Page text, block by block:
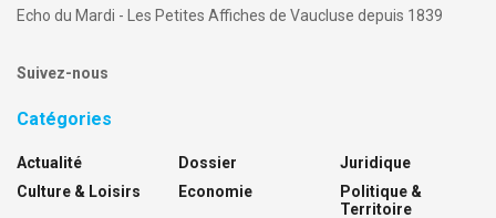
Echo du Mardi - Les Petites Affiches de Vaucluse depuis 1839
Suivez-nous
Catégories
Actualité
Culture & Loisirs
Dossier
Economie
Juridique
Politique &
Territoire